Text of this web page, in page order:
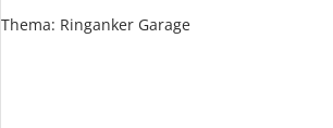
Thema: Ringanker Garage